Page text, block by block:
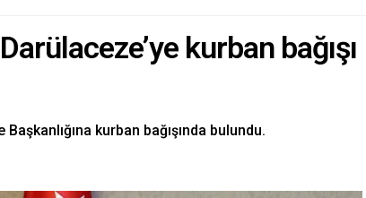
kurban bağışı
kurban bağışında bulundu.